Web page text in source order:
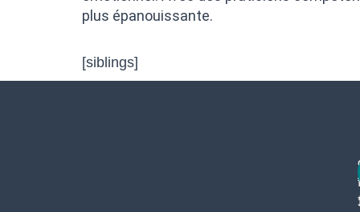
plus épanouissante.
[siblings]
À